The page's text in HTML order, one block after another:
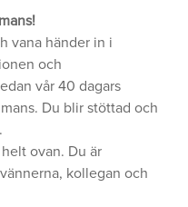
vana händer in i
och
vår 40 dagars
Du blir stöttad och
ovan. Du är
kollegan och